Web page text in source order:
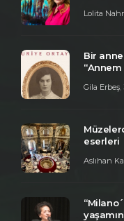
Lolita
Bir
“Annem
Gila Erbeş
eserleri
Aslıhan